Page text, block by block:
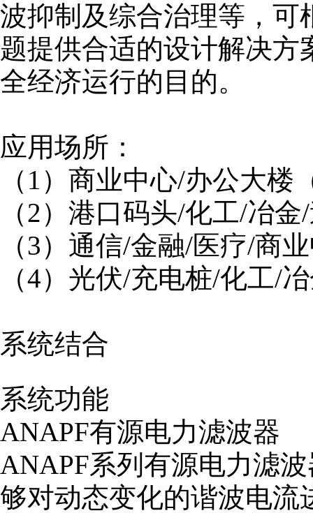
波抑制及综合治理等，可
题提供合适的设计解决
全经济运行的目的。
应用场所：
（1）商业中心/办公大
（2）港口码头/化工/冶
（3）通信/金融/医疗/商
（4）光伏/充电桩/化工/
系统结合
系统功能
ANAPF有源电力滤波器
ANAPF系列有源电力滤
够对动态变化的谐波电流